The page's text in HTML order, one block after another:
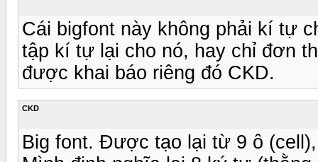
Cái bigfont này không phải kí tự
tập kí tự lại cho nó, hay chỉ đơn
được khai báo riêng đó CKD.
CKD
Big font. Được tạo lại từ 9 ô